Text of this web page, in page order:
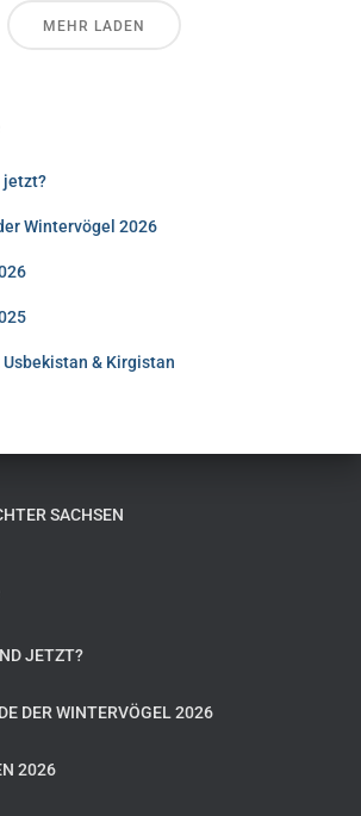
MEHR LADEN
jetzt?
Wintervögel 2026
& Kirgistan
SACHSEN
JETZT?
DER WINTERVÖGEL 2026
2026